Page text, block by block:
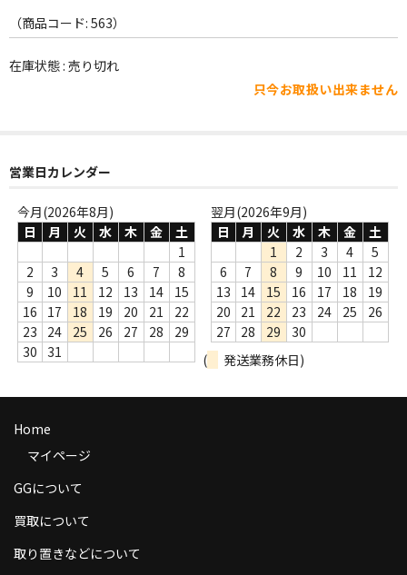
その他
7INC
Webのみ no.2
Webのみ no.3
売り切れ
Help
送料
返品
コンディション
Privacy Policy
（商品コード: 563）
在庫状態 : 売り切れ
只今お取扱い出来ません
営業日カレンダー
今月(2026年8月)
日
月 火 水 木 金
土
1
2
3 4 5 6 7
8
9
10 11 12 13 14
15
16
17 18 19 20 21
22
23
24 25 26 27 28
29
30
31
翌月(2026年9月)
日
月 火 水 木 金
土
1
2 3 4
5
6
7 8 9 10 11
12
13
14 15 16 17 18
19
20
21 22 23 24 25
26
27
28 29
30
(
発送業務休日)
Home
マイページ
GGについて
買取について
取り置きなどについて